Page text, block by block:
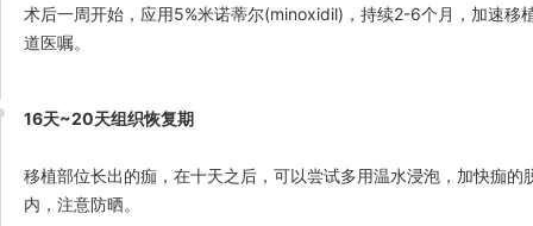
术后一周开始，应用5%米诺蒂尔(minoxidil)，持续2-6个月，加速移
道医嘱。
16天~20天组织恢复期
移植部位长出的痂，在十天之后，可以尝试多用温水浸泡，加快痂
内，注意防晒。